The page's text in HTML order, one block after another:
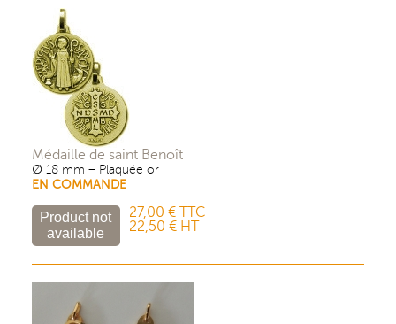
Médaille de saint Benoît
∅ 18 mm – Plaquée or
EN COMMANDE
27,00 € TTC
22,50 € HT